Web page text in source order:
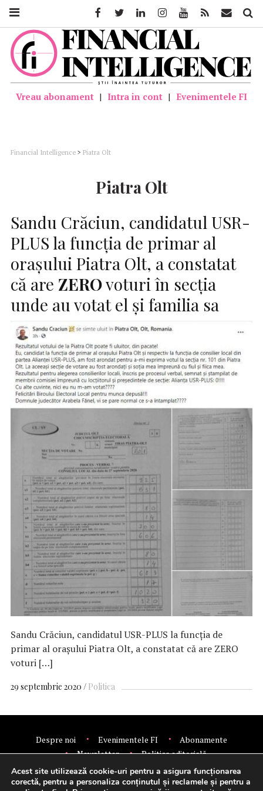
Vreau abonament | Intra in cont | Evenimentele FI
Financial Intelligence > Piatra Olt
Piatra Olt
Sandu Crăciun, candidatul USR-
PLUS la funcţia de primar al
oraşului Piatra Olt, a constatat
că are ZEROvoturi în secția
unde au votat el și familia sa
Sandu Crăciun, candidatul USR-PLUS la funcţia de
primar al oraşului Piatra Olt, a constatat că are ZERO
voturi […]
29 septembrie 2020 Politica
Despre noi Evenimentele FI
Abonamente
Newsletter
Politica editorială
Politica de confidentialitate
Contact
Publicitate
© 2026 Financial Intelligence.
FacebookTwitter LinkedinInstagramYoutube Feed Mail
Acest site utilizează cookie-uri pentru a asigura funcționarea
corectă, pentru a personaliza conținutul și reclamele și pentru a